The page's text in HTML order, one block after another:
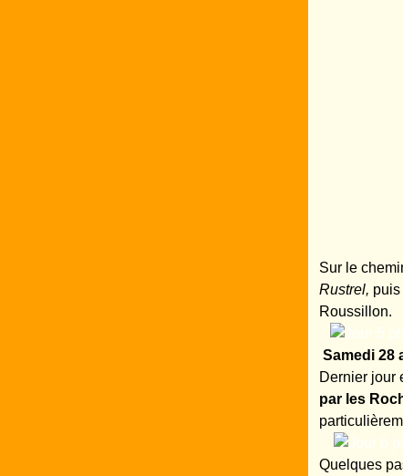
Sur le
Rustrel,
Roussillon.
Samedi 28
Dernier jour
par les
Quelques